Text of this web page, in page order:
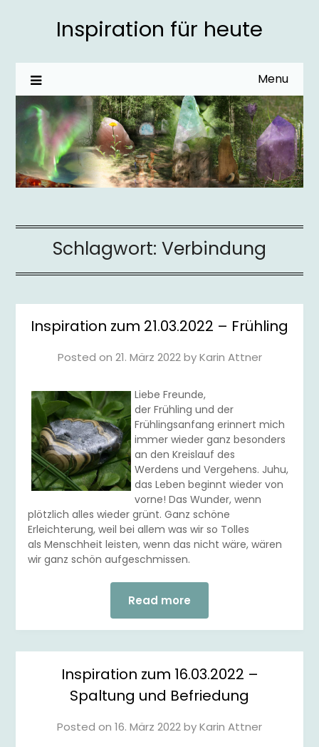
Inspiration für heute
Menu
Schlagwort: Verbindung
Inspiration zum 21.03.2022 – Frühling
Posted on 21. März 2022byKarin Attner
Liebe Freunde,
der Frühling und der
Frühlingsanfang erinnert mich
immer wieder ganz besonders
an den Kreislauf des
Werdens und Vergehens. Juhu,
das Leben beginnt wieder von
vorne! Das Wunder, wenn
plötzlich alles wieder grünt. Ganz schöne
Erleichterung, weil bei allem was wir so Tolles
als Menschheit leisten, wenn das nicht wäre, wären
wir ganz schön aufgeschmissen.
Read more
Inspiration zum 16.03.2022 –
Spaltung und Befriedung
Posted on 16. März 2022byKarin Attner